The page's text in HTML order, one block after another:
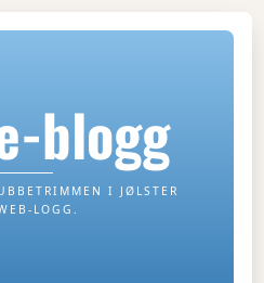
blogg
I JØLSTER
LOGG.